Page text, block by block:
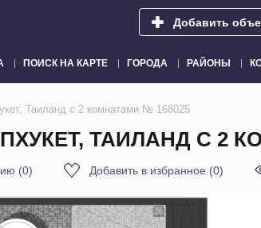
Добавить
ПОИСК НА КАРТЕ ГОРОДА РАЙОНЫ
Таиланд с 2 комнатами № 168025
ПХУКЕТ, ТАИЛАНД С 2
(0) Добавить в избранное (0)